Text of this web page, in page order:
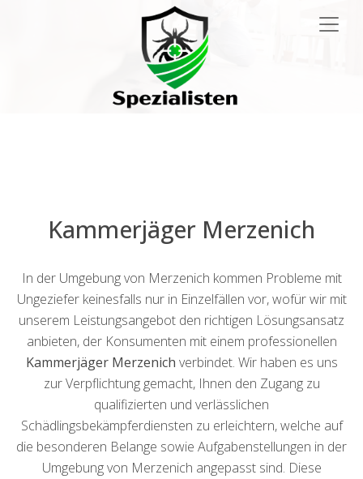
Kammerjäger Merzenich
In der Umgebung von Merzenich kommen Probleme mit
Ungeziefer keinesfalls nur in Einzelfällen vor, wofür wir mit
unserem Leistungsangebot den richtigen Lösungsansatz
anbieten, der Konsumenten mit einem professionellen
Kammerjäger Merzenich verbindet. Wir haben es uns
zur Verpflichtung gemacht, Ihnen den Zugang zu
qualifizierten und verlässlichen
Schädlingsbekämpferdiensten zu erleichtern, welche auf
die besonderen Belange sowie Aufgabenstellungen in der
Umgebung von Merzenich angepasst sind. Diese